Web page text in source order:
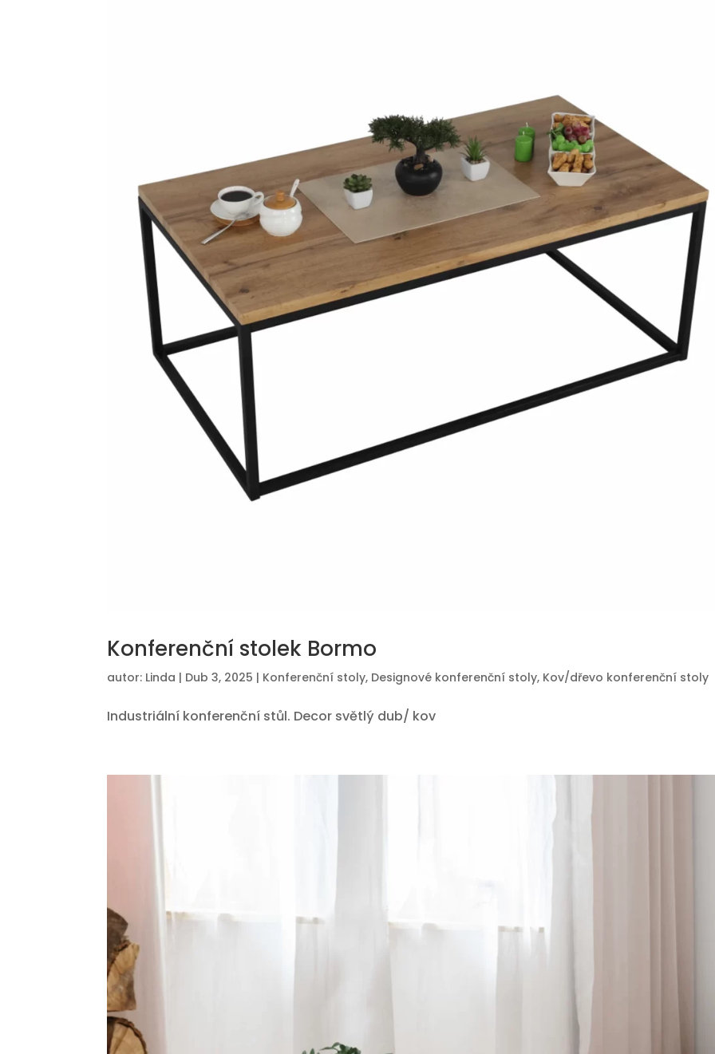
Konferenční stolek Bormo
autor: Linda | Dub 3, 2025 | Konferenční stoly, Designové konferenční stoly, Kov/dřevo konferenční stoly
Industriální konferenční stůl. Decor světlý dub/ kov